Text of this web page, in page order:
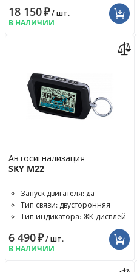
18 150₽/ шт.
В НАЛИЧИИ
Автосигнализация
SKY M22
Запуск двигателя: да
Тип связи: двусторонняя
Тип индикатора: ЖК-дисплей
6 490₽/ шт.
В НАЛИЧИИ